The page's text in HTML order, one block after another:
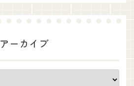
アーカイブ